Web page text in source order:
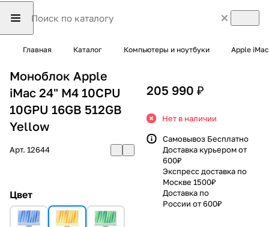
Главная Каталог Компьютеры и ноутбуки Apple iMac
Моноблок Apple
iMac 24" M4 10CPU
10GPU 16GB 512GB
Yellow
Арт. 12644
Цвет
205 990 ₽
Нет в наличии
Самовывоз Бесплатно
Доставка курьером от
600₽
Экспресс доставка по
Москве 1500₽
Доставка по
России от 600₽